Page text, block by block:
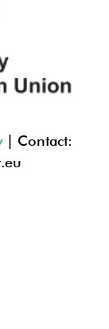
| Contact: